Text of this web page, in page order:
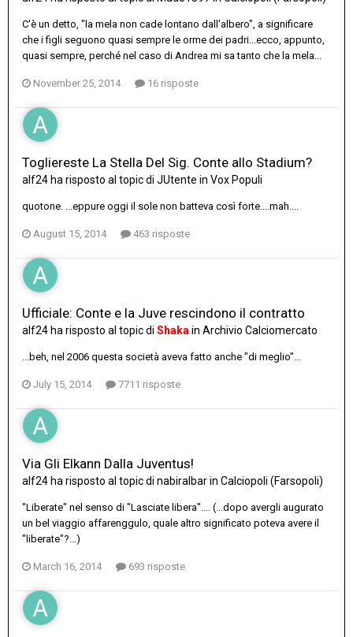
C'è un detto, "la mela non cade lontano dall'albero", a significare
che i figli seguono quasi sempre le orme dei padri...ecco, appunto,
quasi sempre, perché nel caso di Andrea mi sa tanto che la mela...
November 25, 2014 16 risposte
Togliereste La Stella Del Sig. Conte allo Stadium?
alf24 ha risposto al topic di JUtente in Vox Populi
quotone. ...eppure oggi il sole non batteva così forte....mah....
August 15, 2014 463 risposte
Ufficiale: Conte e la Juve rescindono il contratto
alf24 ha risposto al topic di Shaka in Archivio Calciomercato
...beh, nel 2006 questa società aveva fatto anche "di meglio"...
July 15, 2014 7711 risposte
Via Gli Elkann Dalla Juventus!
alf24 ha risposto al topic di nabiralbarin Calciopoli (Farsopoli)
"Liberate" nel senso di "Lasciate libera".... (...dopo avergli augurato
un bel viaggio affarenggulo, quale altro significato poteva avere il
"liberate"?...)
March 16, 2014 693 risposte